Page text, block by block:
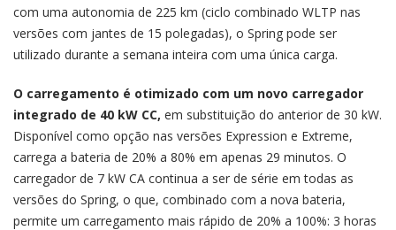
com uma autonomia de 225 km (ciclo combinado WLTP nas
versões com jantes de 15 polegadas), o Spring pode ser
utilizado durante a semana inteira com uma única carga.
O carregamento é otimizado com um novo carregador
integrado de 40 kW CC, em substituição do anterior de 30 kW.
Disponível como opção nas versões Expression e Extreme,
carrega a bateria de 20% a 80% em apenas 29 minutos. O
carregador de 7 kW CA continua a ser de série em todas as
versões do Spring, o que, combinado com a nova bateria,
permite um carregamento mais rápido de 20% a 100%: 3 horas